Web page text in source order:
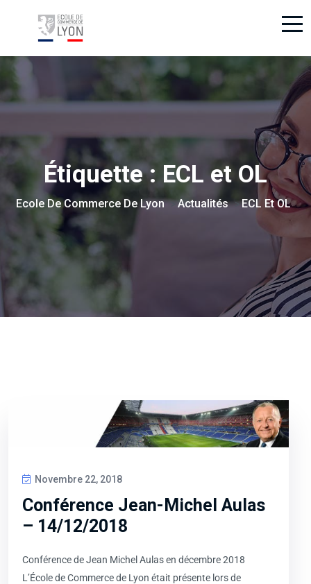
Étiquette : ECL et OL
Ecole De Commerce De Lyon >Actualités >ECL Et OL
Novembre 22, 2018
Conférence Jean-Michel Aulas
– 14/12/2018
Conférence de Jean Michel Aulas en décembre 2018
L’École de Commerce de Lyon était présente lors de